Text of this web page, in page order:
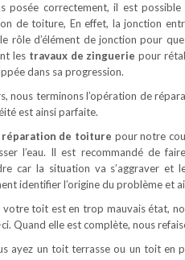
posée correctement, il est
de toiture, En effet, la jonction
rôle d’élément de jonction pour
lestravaux de zinguerie pour
dans sa progression.
nous terminons l’opération de
est ainsi parfaite.
réparation de toiture pour notre
l’eau. Il est recommandé de
car la situation va s’aggraver et
identifier l’origine du problème et
votre toit est en trop mauvais état,
Quand elle est complète, nous
ayez un toit terrasse ou un toit en